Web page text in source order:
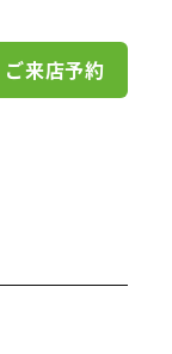
ご来店予約